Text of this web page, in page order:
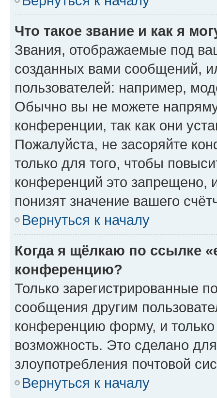
Что такое звание и как я
Звания, отображаемые под
созданных вами сообщений,
пользователей: например,
Обычно вы не можете
конференции, так как они
Пожалуйста, не засоряйте
только для того, чтобы
конференций это запрещено,
понизят значение вашего
Вернуться к началу
Когда я щёлкаю по ссылке
конференцию?
Только зарегистрированные
сообщения другим
конференцию форму, и
возможность. Это сделано
злоупотребления почтовой
Вернуться к началу